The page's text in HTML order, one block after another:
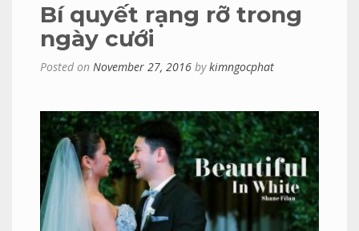
Bí quyết rạng rỡ trong
ngày cưới
Posted on November 27, 2016 bykimngocphat